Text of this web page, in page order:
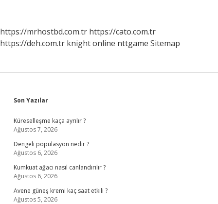
https://mrhostbd.com.tr https://cato.com.tr
https://deh.com.tr knight online nttgame Sitemap
Sidebar
Son Yazılar
Küreselleşme kaça ayrılır ?
Ağustos 7, 2026
Dengeli popülasyon nedir ?
Ağustos 6, 2026
Kumkuat ağacı nasıl canlandırılır ?
Ağustos 6, 2026
Avene güneş kremi kaç saat etkili ?
Ağustos 5, 2026